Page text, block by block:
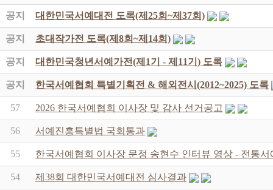
공지 대한민국서예대전 도록(제25회~제37회)
공지 초대작가전 도록(제8회~제14회)
공지 대한민국청년서예가전(제1기 - 제11기) 도록
공지 한국서예협회 특별기획전 & 해외전시(2012~2025) 도록
57 2026 한국서예협회 이사장 및 감사 선거공고
56 서예진흥특별법 국회통과
55 한국서예협회 이사장 문정 송현수 인터뷰 영상 - 전통
54 제38회 대한민국서예대전 심사결과